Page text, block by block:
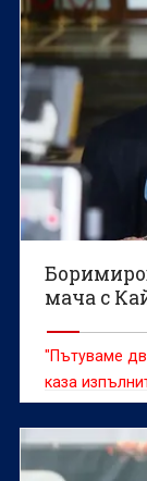
мача с
"Пътуваме
каза